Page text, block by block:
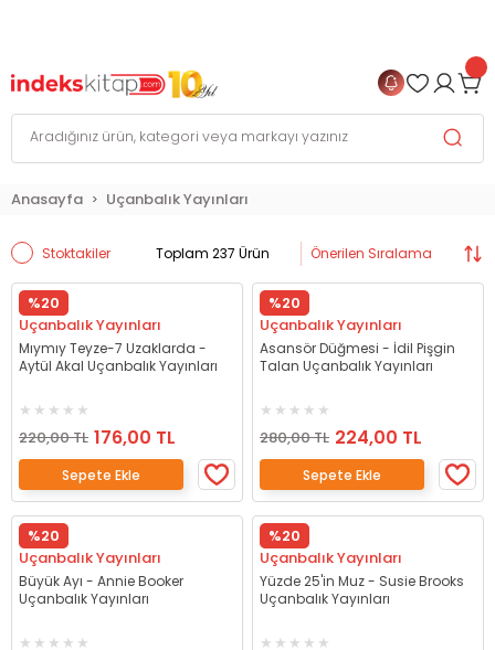
Anasayfa Uçanbalık Yayınları
Stoktakiler Toplam 237 Ürün
%20
Uçanbalık Yayınları
Mıymıy Teyze-7 Uzaklarda -
Aytül Akal Uçanbalık Yayınları
220,00 TL 176,00 TL
Sepete Ekle
%20
Uçanbalık Yayınları
Asansör Düğmesi - İdil Pişgin
Talan Uçanbalık Yayınları
280,00 TL 224,00 TL
Sepete Ekle
%20
Uçanbalık Yayınları
Büyük Ayı - Annie Booker
Uçanbalık Yayınları
%20
Uçanbalık Yayınları
Yüzde 25'in Muz - Susie Brooks
Uçanbalık Yayınları